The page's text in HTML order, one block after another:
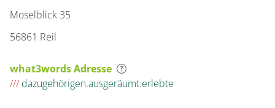
Moselblick 35
56861 Reil
what3words Adresse
/// dazugehörigen.ausgeräumt.erlebte